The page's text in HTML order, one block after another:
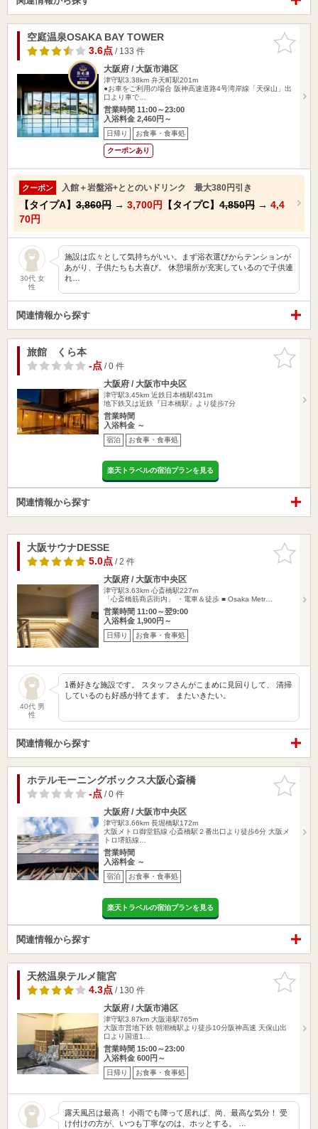
お気に入
りに追加
空庭温泉OSAKA BAY TOWER
3.6点/ 133 件
大阪府 / 大阪市港区
津守駅3.38km 弁天町駅201m
●お車をご利用の場合 阪神高速道路4号湾岸線「天保山」出
口より車で…
営業時間 11:00～23:00
入浴料金 2,460円～
日帰り お食事・食事処
クーポンあり
クーポン 入館＋岩盤浴+ととのいドリンク 最大380円引き
【タイプA】 3,860円 → 3,700円 【タイプC】 4,850円 → 4,4
70円
30代 女
性
施設は広々として気持ちがいい。まず浴衣選びからテンションが
あがり、子供たちも大喜び。 休憩場所が充実しているので子供連
れ…
関連情報から探す
お気に入
りに追加
旅館 くら本
-点/ 0 件
大阪府 / 大阪市中央区
津守駅3.45km 近鉄日本橋駅431m
地下鉄又は近鉄『日本橋駅』より徒歩7分
営業時間
入浴料金 ～
宿泊 お食事・食事処
楽天トラベルの宿泊プランを見る
関連情報から探す
お気に入
りに追加
大阪サウナDESSE
5.0点/ 2 件
大阪府 / 大阪市中央区
津守駅3.63km 心斎橋駅227m
「心斎橋筋商店街内」 ・電車＆徒歩 ■ Osaka Metr…
営業時間 11:00～翌9:00
入浴料金 1,900円～
日帰り お食事・食事処
40代 男
性
1番好きな施設です。 スタッフさんがこまめに見回りして、 清掃
しているのも好感が持てます。 またいきたい。
関連情報から探す
お気に入
りに追加
ホテルモーニングボックス大阪心斎橋
-点/ 0 件
大阪府 / 大阪市中央区
津守駅3.66km 長堀橋駅172m
大阪メトロ御堂筋線 心斎橋駅２番出口より徒歩6分 大阪メ
トロ堺筋線…
営業時間
入浴料金 ～
宿泊 お食事・食事処
楽天トラベルの宿泊プランを見る
関連情報から探す
お気に入
りに追加
天然温泉テルメ龍宮
4.3点/ 130 件
大阪府 / 大阪市港区
津守駅3.87km 大阪港駅765m
大阪市営地下鉄 朝潮橋駅より徒歩10分阪神高速 天保山出
口より国道1…
営業時間 15:00～23:00
入浴料金 600円～
日帰り お食事・食事処
露天風呂は最高！ 小雨でも降って居れば、尚、最高な気分！ 受
け付けの方が、いつも丁寧なのは、ホッとする。 …